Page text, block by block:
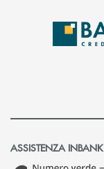
ASSISTENZA INBANK